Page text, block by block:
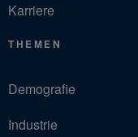
Karriere
THEMEN
Demografie
Industrie